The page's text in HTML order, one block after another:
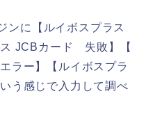
ンに【ルイボスプラス
JCBカード 失敗】【
ラー】【ルイボスプラ
う感じで入力して調べ